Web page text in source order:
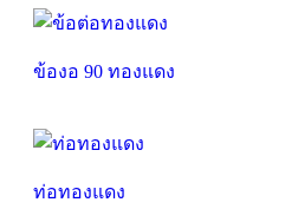
ข้องอ 90 ทองแดง
ท่อทองแดง